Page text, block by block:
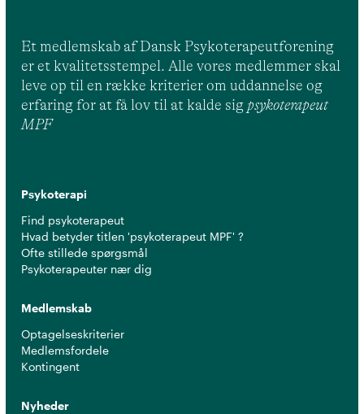
Et medlemskab af Dansk Psykoterapeutforening
er et kvalitetsstempel. Alle vores medlemmer skal
leve op til en række kriterier om uddannelse og
erfaring for at få lov til at kalde sig psykoterapeut
MPF
Psykoterapi
Find psykoterapeut
Hvad betyder titlen 'psykoterapeut MPF' ?
Ofte stillede spørgsmål
Psykoterapeuter nær dig
Medlemskab
Optagelseskriterier
Medlemsfordele
Kontingent
Nyheder